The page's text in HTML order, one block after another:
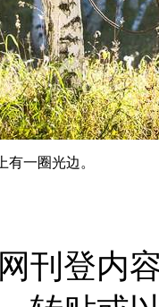
一圈光边。
刊登内